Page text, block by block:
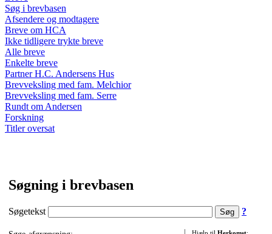
Søg i brevbasen
Afsendere og modtagere
Breve om HCA
Ikke tidligere trykte breve
Alle breve
Enkelte breve
Partner H.C. Andersens Hus
Brevveksling med fam. Melchior
Brevveksling med fam. Serre
Rundt om Andersen
Forskning
Titler oversat
Søgning i brevbasen
Søgetekst ?